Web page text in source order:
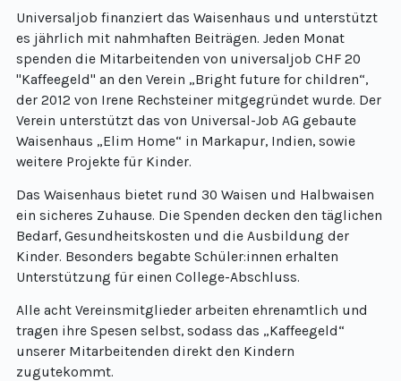
Universaljob finanziert das Waisenhaus und unterstützt
es jährlich mit nahmhaften Beiträgen. Jeden Monat
spenden die Mitarbeitenden von universaljob CHF 20
"Kaffeegeld" an den Verein „Bright future for children“,
der 2012 von Irene Rechsteiner mitgegründet wurde. Der
Verein unterstützt das von Universal-Job AG gebaute
Waisenhaus „Elim Home“ in Markapur, Indien, sowie
weitere Projekte für Kinder.
Das Waisenhaus bietet rund 30 Waisen und Halbwaisen
ein sicheres Zuhause. Die Spenden decken den täglichen
Bedarf, Gesundheitskosten und die Ausbildung der
Kinder. Besonders begabte Schüler:innen erhalten
Unterstützung für einen College-Abschluss.
Alle acht Vereinsmitglieder arbeiten ehrenamtlich und
tragen ihre Spesen selbst, sodass das „Kaffeegeld“
unserer Mitarbeitenden direkt den Kindern
zugutekommt.